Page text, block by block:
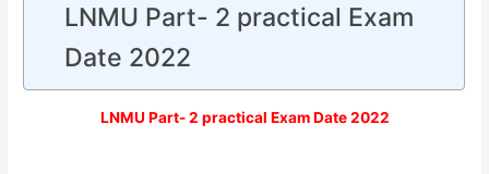
LNMU Part- 2 practical Exam
Date 2022
LNMU Part- 2 practical Exam Date 2022